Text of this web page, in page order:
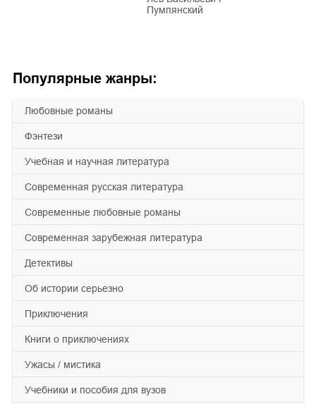
Популярные жанры:
любовные романы
фэнтези
учебная и научная литература
современная русская литература
современные любовные романы
современная зарубежная литература
детективы
об истории серьезно
приключения
книги о приключениях
ужасы / мистика
учебники и пособия для вузов
Пумпянский